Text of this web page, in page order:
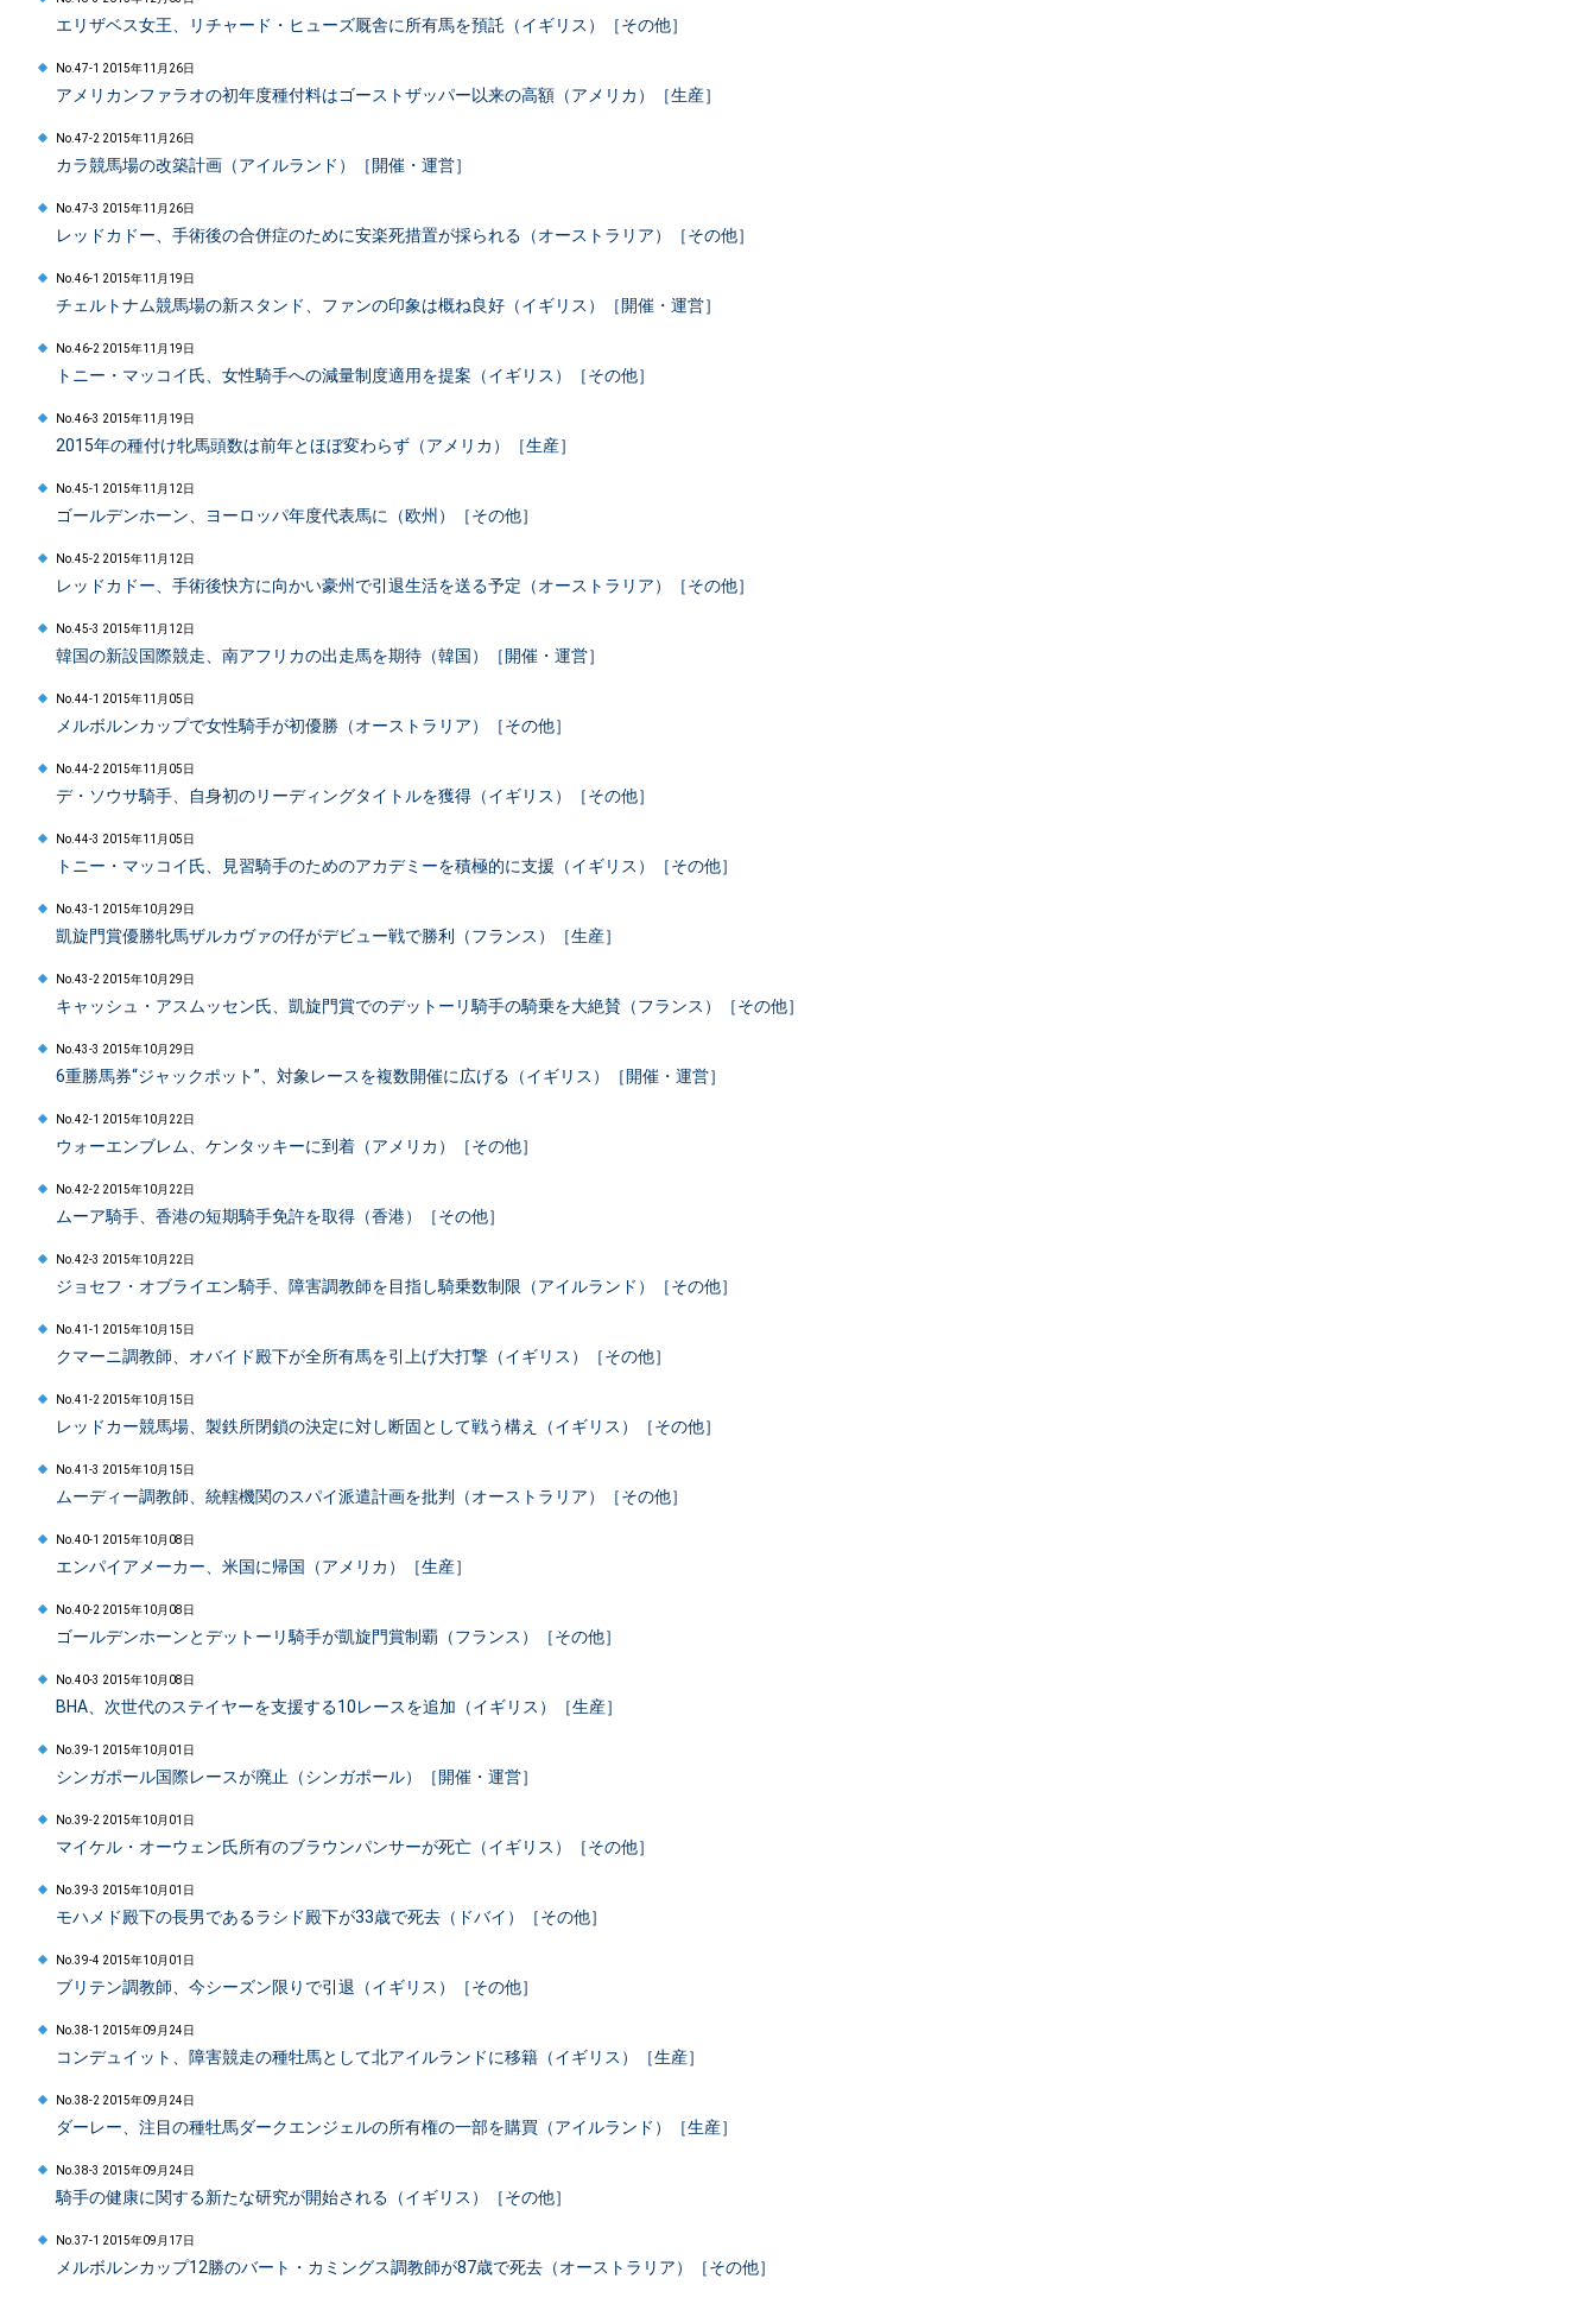
エリザベス女王、リチャード・ヒューズ厩舎に所有馬を預託（イギリス）［その他］
No.47-1 2015年11月26日
アメリカンファラオの初年度種付料はゴーストザッパー以来の高額（アメリカ）［生産］
No.47-2 2015年11月26日
カラ競馬場の改築計画（アイルランド）［開催・運営］
No.47-3 2015年11月26日
レッドカドー、手術後の合併症のために安楽死措置が採られる（オーストラリア）［その他］
No.46-1 2015年11月19日
チェルトナム競馬場の新スタンド、ファンの印象は概ね良好（イギリス）［開催・運営］
No.46-2 2015年11月19日
トニー・マッコイ氏、女性騎手への減量制度適用を提案（イギリス）［その他］
No.46-3 2015年11月19日
2015年の種付け牝馬頭数は前年とほぼ変わらず（アメリカ）［生産］
No.45-1 2015年11月12日
ゴールデンホーン、ヨーロッパ年度代表馬に（欧州）［その他］
No.45-2 2015年11月12日
レッドカドー、手術後快方に向かい豪州で引退生活を送る予定（オーストラリア）［その他］
No.45-3 2015年11月12日
韓国の新設国際競走、南アフリカの出走馬を期待（韓国）［開催・運営］
No.44-1 2015年11月05日
メルボルンカップで女性騎手が初優勝（オーストラリア）［その他］
No.44-2 2015年11月05日
デ・ソウサ騎手、自身初のリーディングタイトルを獲得（イギリス）［その他］
No.44-3 2015年11月05日
トニー・マッコイ氏、見習騎手のためのアカデミーを積極的に支援（イギリス）［その他］
No.43-1 2015年10月29日
凱旋門賞優勝牝馬ザルカヴァの仔がデビュー戦で勝利（フランス）［生産］
No.43-2 2015年10月29日
キャッシュ・アスムッセン氏、凱旋門賞でのデットーリ騎手の騎乗を大絶賛（フランス）［その他］
No.43-3 2015年10月29日
6重勝馬券“ジャックポット”、対象レースを複数開催に広げる（イギリス）［開催・運営］
No.42-1 2015年10月22日
ウォーエンブレム、ケンタッキーに到着（アメリカ）［その他］
No.42-2 2015年10月22日
ムーア騎手、香港の短期騎手免許を取得（香港）［その他］
No.42-3 2015年10月22日
ジョセフ・オブライエン騎手、障害調教師を目指し騎乗数制限（アイルランド）［その他］
No.41-1 2015年10月15日
クマーニ調教師、オバイド殿下が全所有馬を引上げ大打撃（イギリス）［その他］
No.41-2 2015年10月15日
レッドカー競馬場、製鉄所閉鎖の決定に対し断固として戦う構え（イギリス）［その他］
No.41-3 2015年10月15日
ムーディー調教師、統轄機関のスパイ派遣計画を批判（オーストラリア）［その他］
No.40-1 2015年10月08日
エンパイアメーカー、米国に帰国（アメリカ）［生産］
No.40-2 2015年10月08日
ゴールデンホーンとデットーリ騎手が凱旋門賞制覇（フランス）［その他］
No.40-3 2015年10月08日
BHA、次世代のステイヤーを支援する10レースを追加（イギリス）［生産］
No.39-1 2015年10月01日
シンガポール国際レースが廃止（シンガポール）［開催・運営］
No.39-2 2015年10月01日
マイケル・オーウェン氏所有のブラウンパンサーが死亡（イギリス）［その他］
No.39-3 2015年10月01日
モハメド殿下の長男であるラシド殿下が33歳で死去（ドバイ）［その他］
No.39-4 2015年10月01日
ブリテン調教師、今シーズン限りで引退（イギリス）［その他］
No.38-1 2015年09月24日
コンデュイット、障害競走の種牡馬として北アイルランドに移籍（イギリス）［生産］
No.38-2 2015年09月24日
ダーレー、注目の種牡馬ダークエンジェルの所有権の一部を購買（アイルランド）［生産］
No.38-3 2015年09月24日
騎手の健康に関する新たな研究が開始される（イギリス）［その他］
No.37-1 2015年09月17日
メルボルンカップ12勝のバート・カミングス調教師が87歳で死去（オーストラリア）［その他］